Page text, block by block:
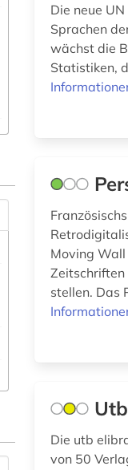
Die neue
Sprachen
wächst die
Statistiken,
Moving
Zeitschriften
stellen. Das
Die utb
von 50